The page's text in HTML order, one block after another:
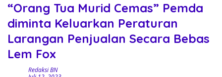
“Orang Tua Murid Cemas” Pemda
diminta Keluarkan Peraturan
Larangan Penjualan Secara Bebas
Lem Fox
Redaksi BN